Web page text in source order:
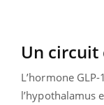
Un
L’hormone
l’hypothalamus